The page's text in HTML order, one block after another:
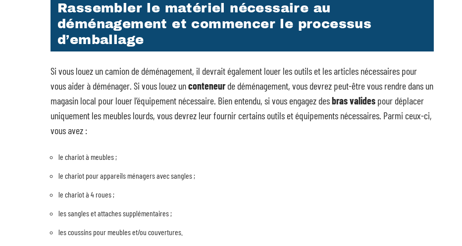
Rassembler le matériel nécessaire au
déménagement et commencer le processus
d’emballage
Si vous louez un camion de déménagement, il devrait également louer les outils et les articles nécessaires pour
vous aider à déménager. Si vous louez unconteneurde déménagement, vous devrez peut-être vous rendre dans un
magasin local pour louer l’équipement nécessaire. Bien entendu, si vous engagez desbras valides pour déplacer
uniquement les meubles lourds, vous devrez leur fournir certains outils et équipements nécessaires. Parmi ceux-ci,
vous avez :
le chariot à meubles ;
le chariot pour appareils ménagers avec sangles ;
le chariot à 4 roues ;
les sangles et attaches supplémentaires ;
les coussins pour meubles et/ou couvertures.